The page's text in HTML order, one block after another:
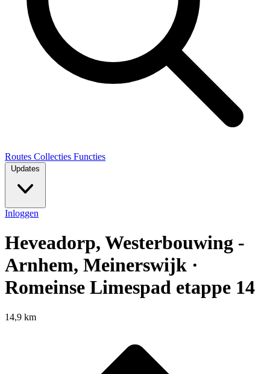
Routes Collecties Functies
Updates
Inloggen
Heveadorp, Westerbouwing -
Arnhem, Meinerswijk ·
Romeinse Limespad etappe 14
14,9 km